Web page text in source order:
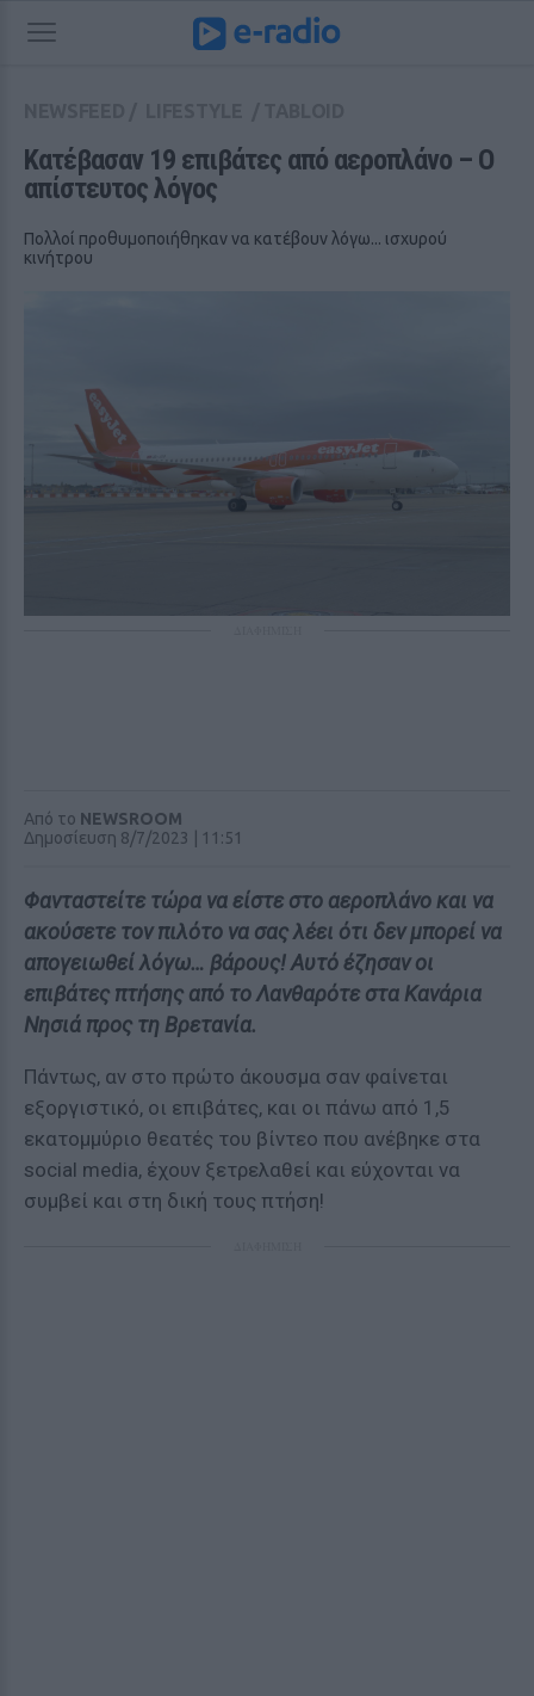
Κατέβασαν 19 επιβάτες από αεροπλάνο – Ο
απίστευτος λόγος
Πολλοί προθυμοποιήθηκαν να κατέβουν λόγω... ισχυρού
κινήτρου
Από το NEWSROOM
Δημοσίευση 8/7/2023 | 11:51
Φανταστείτε τώρα να είστε στο αεροπλάνο και να
ακούσετε τον πιλότο να σας λέει ότι δεν μπορεί να
απογειωθεί λόγω… βάρους! Αυτό έζησαν οι
επιβάτες πτήσης από το Λανθαρότε στα Κανάρια
Νησιά προς τη Βρετανία.
Πάντως, αν στο πρώτο άκουσμα σαν φαίνεται
εξοργιστικό, οι επιβάτες, και οι πάνω από 1,5
εκατομμύριο θεατές του βίντεο που ανέβηκε στα
social media, έχουν ξετρελαθεί και εύχονται να
συμβεί και στη δική τους πτήση!